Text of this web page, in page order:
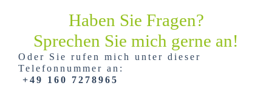
Haben Sie Fragen?
Sprechen Sie mich gerne an!
Oder Sie rufen mich unter dieser
Telefonnummer an:
+49 160 7278965